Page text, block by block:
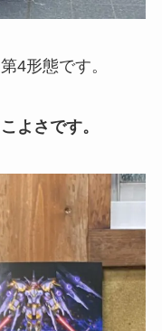
4形態です。
よさです。